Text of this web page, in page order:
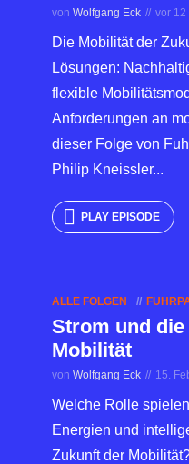
von Wolfgang Eck vor 12
Die Mobilität der
Lösungen:
flexible
Anforderungen an
dieser Folge von
Philip Kneissler...
PLAY EPISODE
ALLE FOLGEN
Strom und
Mobilität
von Wolfgang Eck 15.
Welche Rolle
Energien und
Zukunft der